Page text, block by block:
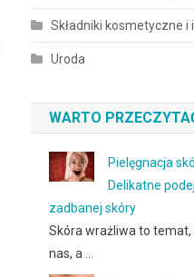
Składniki kosmetyczne i
Uroda
WARTO
Pielęgnacja
Delikatne
zadbanej skóry
Skóra wrażliwa to
nas, a …